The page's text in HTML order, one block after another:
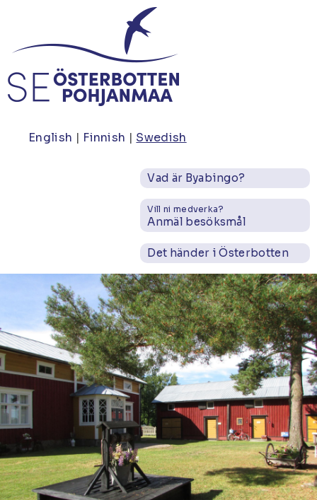
huvudinnehåll
English Finnish Swedish
Vad är Byabingo?
Vill ni medverka?
Anmäl besöksmål
Det händer i Österbotten